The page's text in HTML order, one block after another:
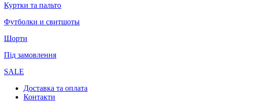
Куртки та пальто
Футболки и свитшоты
Шорти
Під замовлення
SALE
Доставка та оплата
Контакти